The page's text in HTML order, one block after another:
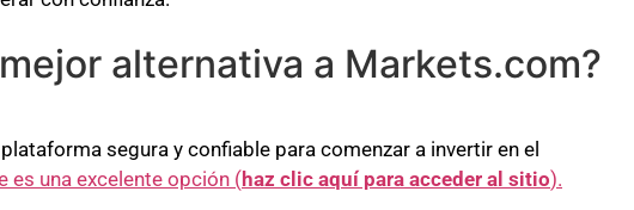
alternativa a Markets.com?
segura y confiable para comenzar a invertir en el
es una excelente opción (haz clic aquí para acceder al sitio).